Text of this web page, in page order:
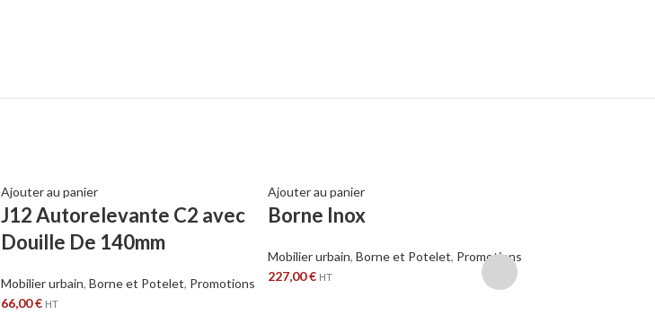
Ajouter au panier
J12 Autorelevante C2 avec
Douille De 140mm
Mobilier urbain, Borne et Potelet, Promotions
66,00€ HT
Ajouter au panier
Borne Inox
Mobilier urbain,Borne et Potelet, Promotions
227,00€ HT